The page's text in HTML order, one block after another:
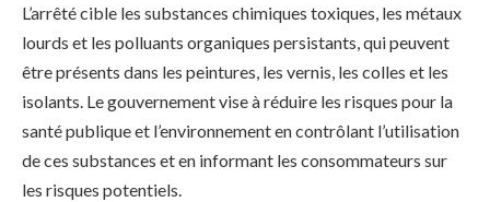
L’arrêté cible les substances chimiques toxiques, les métaux
lourds et les polluants organiques persistants, qui peuvent
être présents dans les peintures, les vernis, les colles et les
isolants. Le gouvernement vise à réduire les risques pour la
santé publique et l’environnement en contrôlant l’utilisation
de ces substances et en informant les consommateurs sur
les risques potentiels.